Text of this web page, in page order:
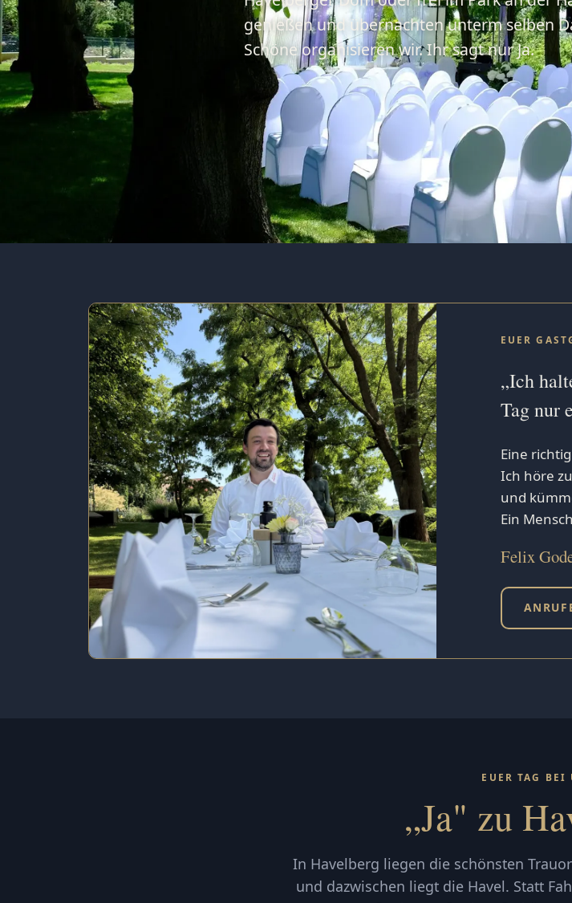
genießen und übernachten unterm selben
Schöne organisieren wir. Ihr sagt nur Ja.
EUER
„Ich
Tag nur
Eine
Ich höre
und
Ein
Felix
EUER TAG BEI
„Ja" zu
In Havelberg liegen die schönsten
und dazwischen liegt die Havel. Statt